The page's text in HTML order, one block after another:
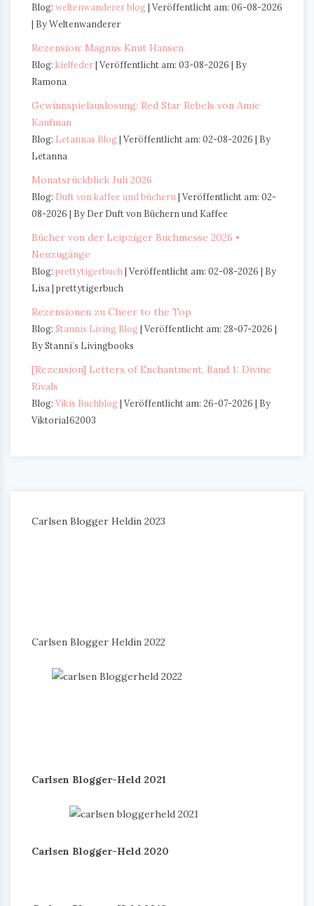
Blog: weltenwanderer blog Veröffentlicht am: 06-08-2026
By Weltenwanderer
Rezension: Magnus Knut Hansen
Blog: kielfeder Veröffentlicht am: 03-08-2026
By
Ramona
Gewinnspielauslosung: Red Star Rebels von Amie
Kaufman
Blog: Letannas Blog Veröffentlicht am: 02-08-2026
By
Letanna
Monatsrückblick Juli 2026
Blog: Duft von kaffee und büchern
Veröffentlicht am: 02-
08-2026
By Der Duft von Büchern und Kaffee
Bücher von der Leipziger Buchmesse 2026 •
Neuzugänge
Blog: prettytigerbuch Veröffentlicht am: 02-08-2026
By
Lisa | prettytigerbuch
Rezensionen zu Cheer to the Top
Blog: Stannis Living Blog Veröffentlicht am: 28-07-2026
By Stanni´s Livingbooks
[Rezension] Letters of Enchantment, Band 1: Divine
Rivals
Blog: Vikis Buchblog Veröffentlicht am: 26-07-2026
By
Viktoria162003
Carlsen Blogger Heldin 2023
Carlsen Blogger Heldin 2022
Carlsen Blogger-Held 2021
Carlsen Blogger-Held 2020